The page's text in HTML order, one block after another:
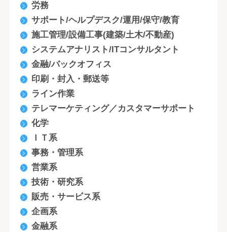
労務
サポート/ヘルプデスク/運用/保守/教育
施工管理/設備工事(建築/土木/不動産)
システムアナリスト/ITコンサルタント
金融/バックオフィス
印刷・封入・郵送等
ライン作業
テレマーケティング／カスタマーサポート
化学
ＩＴ系
事務・管理系
営業系
技術・研究系
販売・サービス系
企画系
金融系